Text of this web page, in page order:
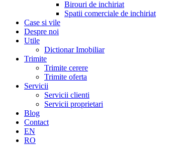
Birouri de inchiriat
Spatii comerciale de inchiriat
Case si vile
Despre noi
Utile
Dictionar Imobiliar
Trimite
Trimite cerere
Trimite oferta
Servicii
Servicii clienti
Servicii proprietari
Blog
Contact
EN
RO